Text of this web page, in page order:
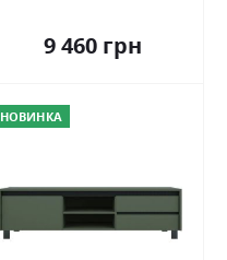
9 460 грн
НОВИНКА